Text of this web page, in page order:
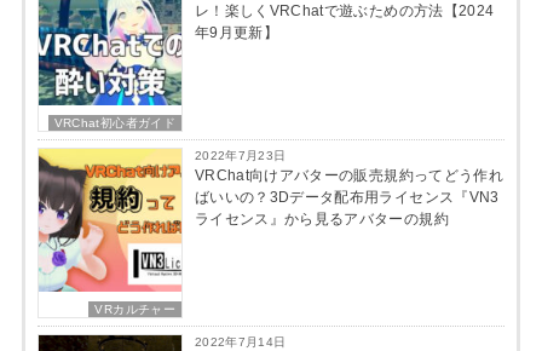
VRChat初心者ガイド
レ！楽しくVRChatで遊ぶための方法【2024
年9月更新】
VRカルチャー
2022年7月23日
VRChat向けアバターの販売規約ってどう作れ
ばいいの？3Dデータ配布用ライセンス『VN3
ライセンス』から見るアバターの規約
2022年7月14日